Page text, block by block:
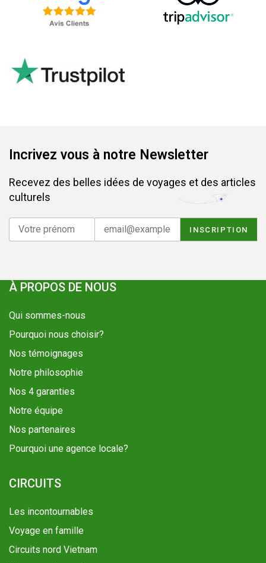
Incrivez vous à notre Newsletter
Recevez des belles idées de voyages et des articles
culturels
À PROPOS DE NOUS
Qui sommes-nous
Pourquoi nous choisir?
Nos témoignages
Notre philosophie
Nos 4 garanties
Notre équipe
Nos partenaires
Pourquoi une agence locale?
CIRCUITS
Les incontournables
Voyage en famille
Circuits nord Vietnam